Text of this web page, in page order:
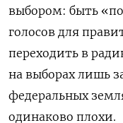
выбором: быть
голосов для
переходить в
на выборах лишь
федеральных
одинаково плохи.